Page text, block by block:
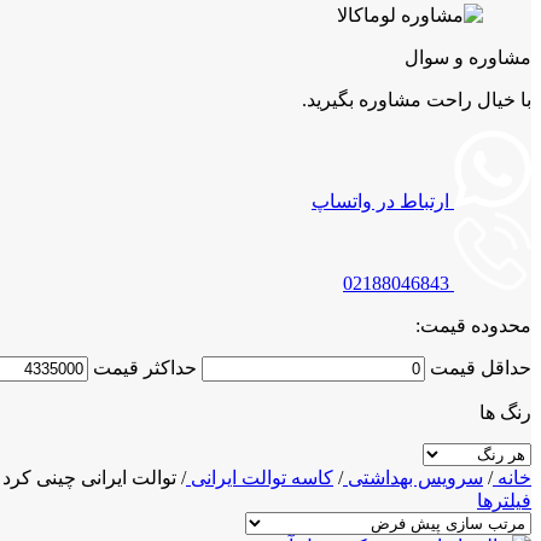
مشاوره و سوال
با خیال راحت مشاوره بگیرید.
ارتباط در واتساپ
02188046843
محدوده قیمت:
حداقل قیمت حداكثر قيمت
رنگ ها
خانه/ سرویس بهداشتی/ کاسه توالت ایرانی/ توالت ایرانی چینی کرد
فیلترها